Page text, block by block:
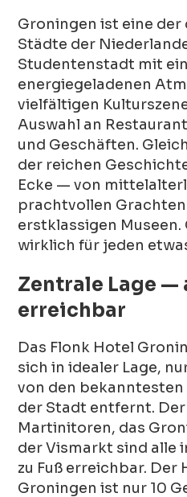
Groningen ist eine
Städte der
Studentenstadt mit
energiegeladenen
vielfältigen
Auswahl an
und Geschäften.
der reichen
Ecke — von
prachtvollen
erstklassigen
wirklich für jeden
Zentrale Lage —
erreichbar
Das Flonk Hotel
sich in idealer Lage,
von den
der Stadt entfernt.
Martinitoren, das
der Vismarkt sind alle
zu Fuß erreichbar.
Groningen ist nur 10